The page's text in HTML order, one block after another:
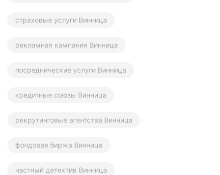
страховые услуги Винница
рекламная кампания Винница
посреднические услуги Винница
кредитные союзы Винница
рекрутинговые агентства Винница
фондовая биржа Винница
частный детектив Винница